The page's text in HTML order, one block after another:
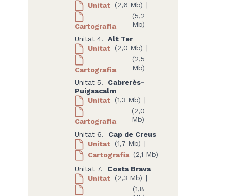
Unitat (2,6 Mb) |
Cartografia
(5,2
Mb)
Unitat 4.
Alt Ter
Unitat (2,0 Mb) |
Cartografia
(2,5
Mb)
Unitat 5.
Cabrerès-
Puigsacalm
Unitat (1,3 Mb) |
Cartografia
(2,0
Mb)
Unitat 6.
Cap de Creus
Unitat (1,7 Mb) |
Cartografia (2,1 Mb)
Unitat 7.
Costa Brava
Unitat (2,3 Mb) |
(1,8